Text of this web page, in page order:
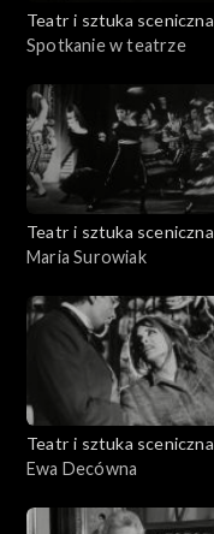
Teatr i sztuka sceniczna
Spotkanie w teatrze
Teatr i sztuka sceniczna
Maria Surowiak
Teatr i sztuka sceniczna
Ewa Decówna